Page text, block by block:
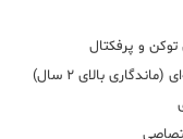
و پرفکتال
بالای ۲ سال)